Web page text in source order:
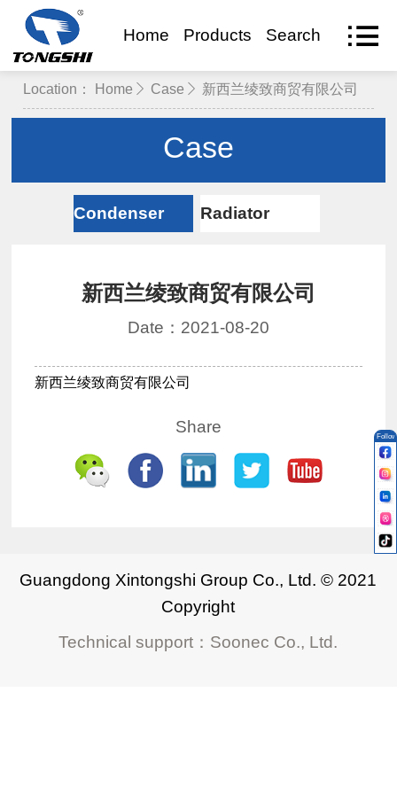
Home Products Search VR Visit
Location： Home Case 新西兰绫致商贸有限公司
Case
Condenser Radiator
新西兰绫致商贸有限公司
Date：2021-08-20
新西兰绫致商贸有限公司
Share
Guangdong Xintongshi Group Co., Ltd. © 2021
Copyright
Technical support ： Soonec Co., Ltd.
Follow